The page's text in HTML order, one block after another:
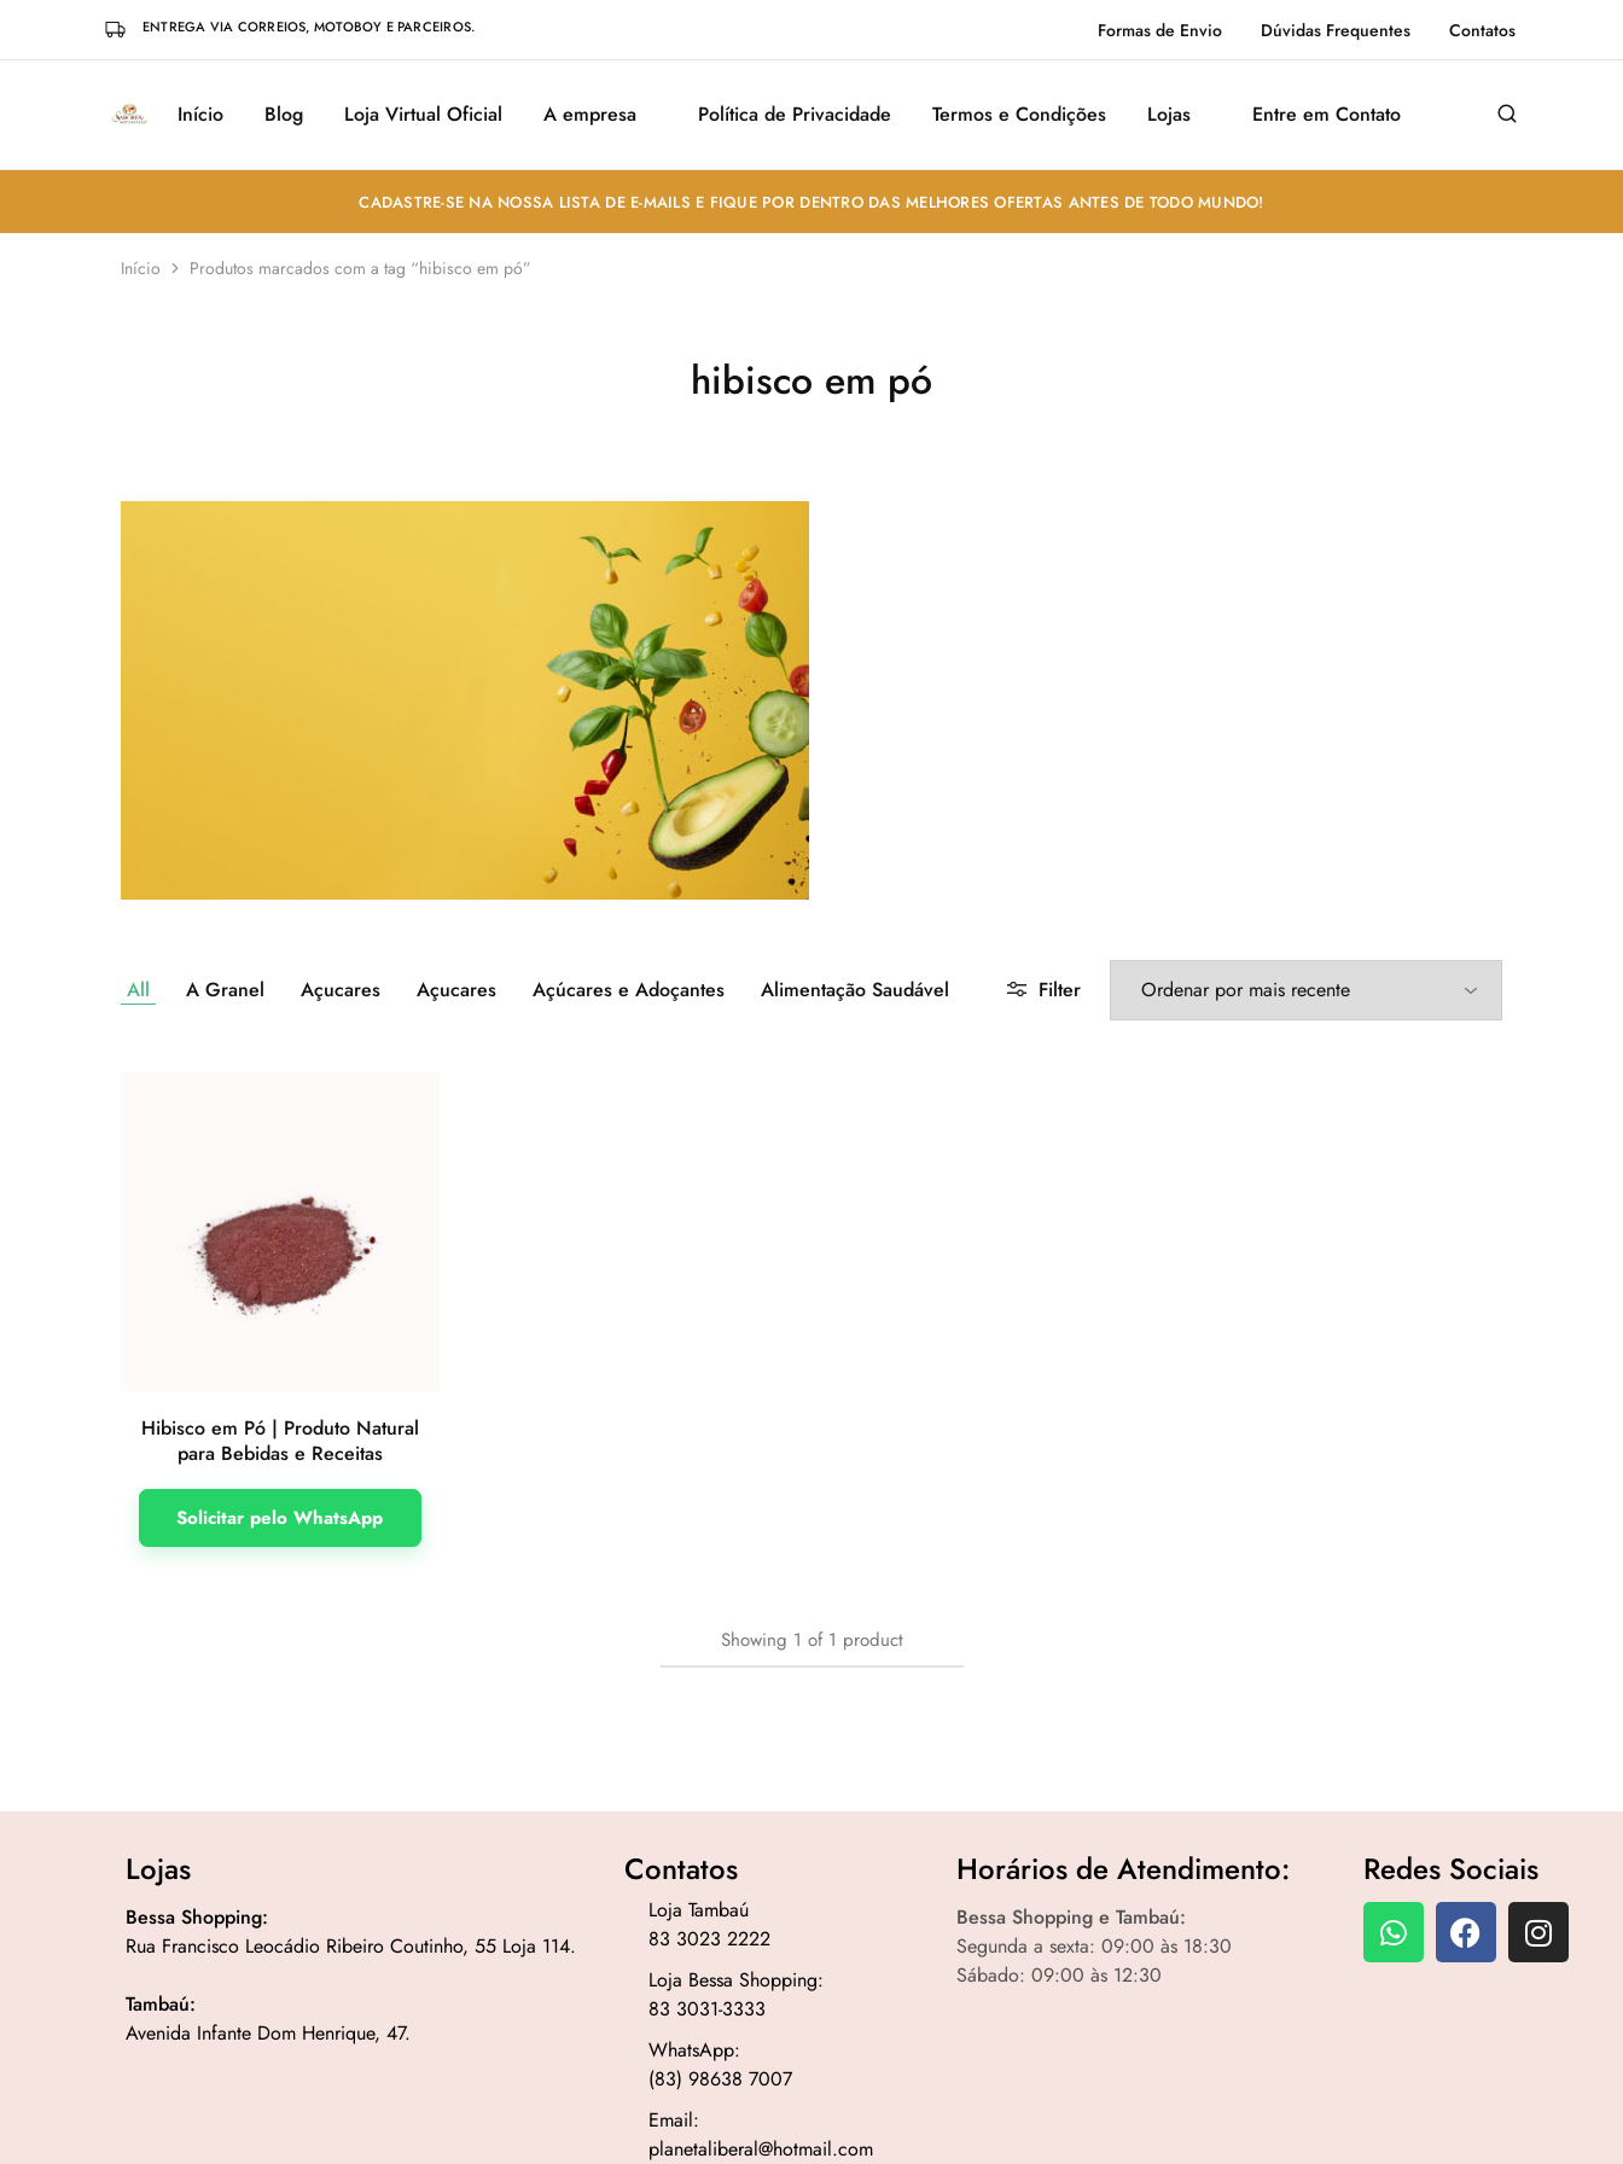
ENTREGA VIA CORREIOS, MOTOBOY E PARCEIROS. Formas de Envio Dúvidas Frequentes Contatos
Sabores
Sua
Temperos
em
João
Pessoa
Início Blog Loja Virtual Oficial A empresa Política de Privacidade Termos e Condições Lojas Entre em Contato
CADASTRE-SE NA NOSSA LISTA DE E-MAILS E FIQUE POR DENTRO DAS MELHORES OFERTAS ANTES DE TODO MUNDO!
Início Produtos marcados com a tag “hibisco em pó”
hibisco em pó
All A Granel Açucares Açucares Açúcares e Adoçantes Alimentação Saudável Filter
Hibisco em Pó | Produto Natural
para Bebidas e Receitas
Solicitar pelo WhatsApp
Showing 1 of 1 product
Lojas
Bessa Shopping:
Rua Francisco Leocádio Ribeiro Coutinho, 55 Loja 114.
Tambaú:
Avenida Infante Dom Henrique, 47.
Contatos
Loja Tambaú
83 3023 2222
Loja Bessa Shopping:
83 3031-3333
WhatsApp:
(83) 98638 7007
Email:
planetaliberal@hotmail.com
Horários de Atendimento:
Bessa Shopping e Tambaú:
Segunda a sexta: 09:00 às 18:30
Sábado: 09:00 às 12:30
Redes Sociais